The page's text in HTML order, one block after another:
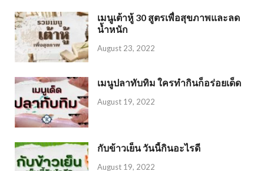
เมนูเต้าหู้ 30 สูตรเพื่อสุขภาพและลด
น้ำหนัก
August 23, 2022
เมนูปลาทับทิม ใครทำกินก็อร่อยเด็ด
August 19, 2022
กับข้าวเย็น วันนี้กินอะไรดี
August 19, 2022